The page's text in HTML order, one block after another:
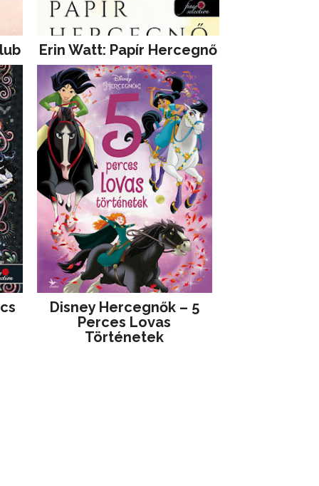
Erin Watt: Papír Hercegnő
Disney ​Hercegnők – 5
Perces Lovas
Történetek